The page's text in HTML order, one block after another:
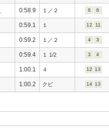
0:58.9 １／２ 6 6
0:59.1 １ 12 11
0:59.2 １／２ 4 3
0:59.4 １ 1/2 3 4
1:00.1 ４ 12 13
1:00.2 クビ 14 13